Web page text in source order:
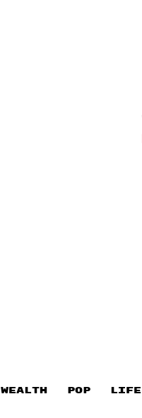
WEALTH POP LIFE